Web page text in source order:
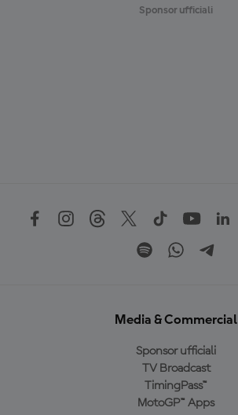
Sponsor ufficiali
Media & Commercial
Sponsor ufficiali
TV Broadcast
TimingPass™
MotoGP™ Apps